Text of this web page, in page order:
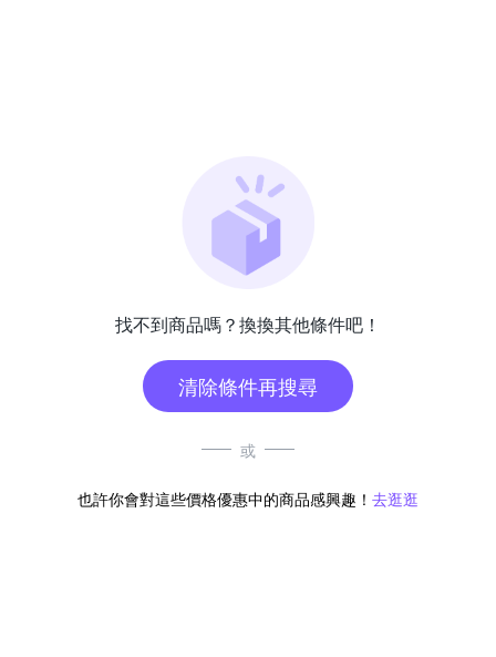
找不到商品嗎？換換其他條件吧！
清除條件再搜尋
或
也許你會對這些價格優惠中的商品感興趣！ 去逛逛